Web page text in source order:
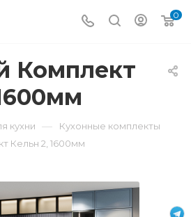
0
Комплект
кухни — Кухонные комплекты
Кельн 2, 1600мм